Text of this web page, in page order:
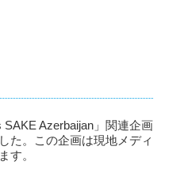
Azerbaijan」関連企画
た。この企画は現地メディ
す。